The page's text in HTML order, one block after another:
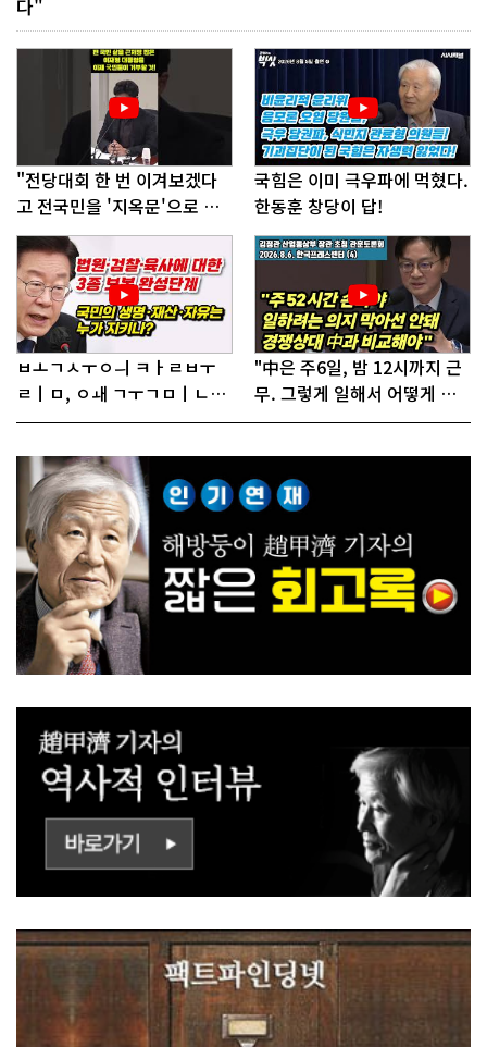
다"
"전당대회 한 번 이겨보겠다
고 전국민을 '지옥문'으로 밀
어!"
국힘은 이미 극우파에 먹혔다.
한동훈 창당이 답!
ㅂㅗㄱㅅㅜㅇㅢ ㅋㅏㄹㅂㅜ
ㄹㅣㅁ, ㅇㅙ ㄱㅜㄱㅁㅣㄴㄷ
ㅡㄹㅇㅣ ㄷㅏㅇㅎㅐㅇㅑ ㅎ
"中은 주6일, 밤 12시까지 근
무. 그렇게 일해서 어떻게 경
쟁하냐 반문하더라"